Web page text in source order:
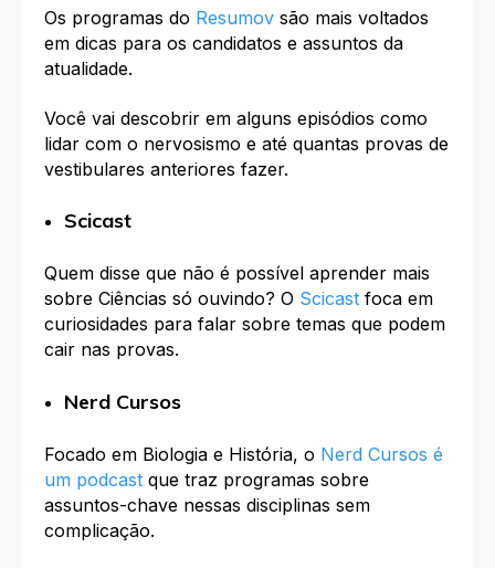
Os programas do Resumov são mais voltados
em dicas para os candidatos e assuntos da
atualidade.
Você vai descobrir em alguns episódios como
lidar com o nervosismo e até quantas provas de
vestibulares anteriores fazer.
Scicast
Quem disse que não é possível aprender mais
sobre Ciências só ouvindo? O Scicast foca em
curiosidades para falar sobre temas que podem
cair nas provas.
Nerd Cursos
Focado em Biologia e História, o Nerd Cursos é
um podcast que traz programas sobre
assuntos-chave nessas disciplinas sem
complicação.